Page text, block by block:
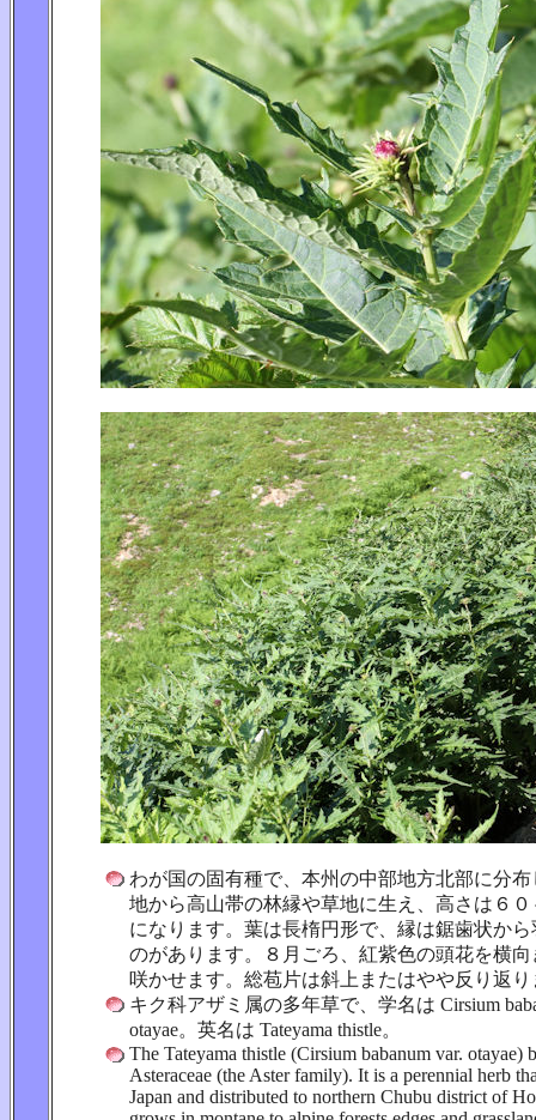
わが国の固有種で、本州の中部地方北部に分
地から高山帯の林縁や草地に生え、高さは６
になります。葉は長楕円形で、縁は鋸歯状か
のがあります。８月ごろ、紅紫色の頭花を横
咲かせます。総苞片は斜上またはやや反り返り
キク科アザミ属の多年草で、学名は Cirsium
otayae。英名は Tateyama thistle。
The Tateyama thistle (Cirsium babanum var. otayae)
Asteraceae (the Aster family). It is a perennial herb
Japan and distributed to northern Chubu district of